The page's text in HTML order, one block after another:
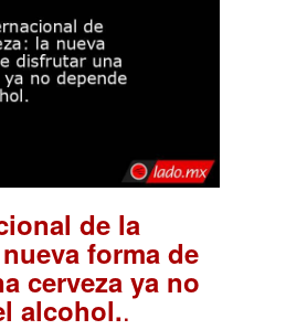
de la
forma de
cerveza ya no
alcohol..